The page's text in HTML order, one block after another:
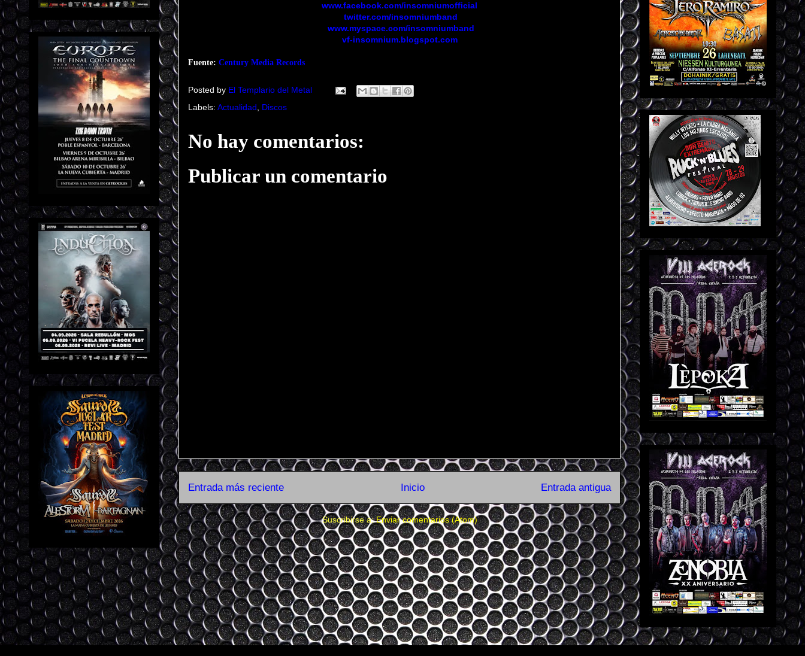
www.facebook.com/insomniumofficial
twitter.com/insomniumband
www.myspace.com/insomniumband
vf-insomnium.blogspot.com
Fuente: Century Media Records
Posted by El Templario del Metal
Labels: Actualidad Discos
No hay comentarios:
Publicar un comentario
Entrada más reciente Entrada antigua
Inicio
Suscribirse a:Enviar comentarios (Atom)